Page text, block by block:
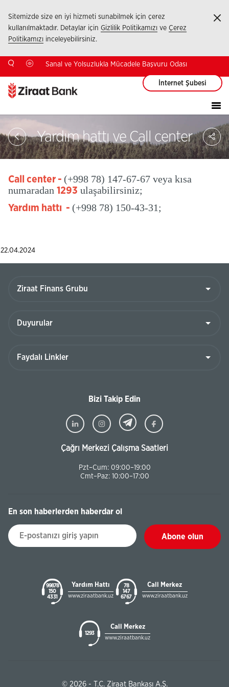
Sitemizde size en iyi hizmeti sunabilmek için çerez
kullanılmaktadır. Detaylar için Gizlilik Politikamızı ve Çerez
Politikamızı inceleyebilirsiniz.
Sanal ve Yolsuzlukla Mücadele Başvuru Odası
İnternet Şubesi
Yardım hattı ve Call center
Call center - (+998 78) 147-67-67 veya kısa
numaradan 1293 ulaşabilirsiniz;
Yardım hattı - (+998 78) 150-43-31;
22.04.2024
Bizi Takip Edin
Çağrı Merkezi Çalışma Saatleri
Pzt–Cum: 09:00–19:00
Cmt–Paz: 10:00–17:00
En son haberlerden haberdar ol
Abone olun
99878
150
43 31
Yardım Hattı
www.ziraatbank.uz
78
147
67 67
Call Merkez
www.ziraatbank.uz
1293
Call Merkez
www.ziraatbank.uz
© 2026 - T.C. Ziraat Bankası A.Ş.